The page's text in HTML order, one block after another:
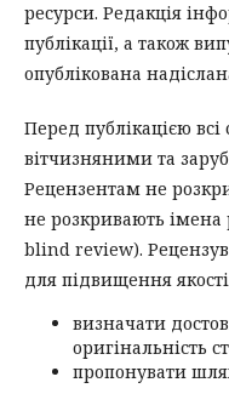
ресурси. Редакція
публікації, а також
опублікована
Перед публікацією
вітчизняними та
Рецензентам не
не розкривають
blind review).
для підвищення
визначати
оригінальність
пропонувати